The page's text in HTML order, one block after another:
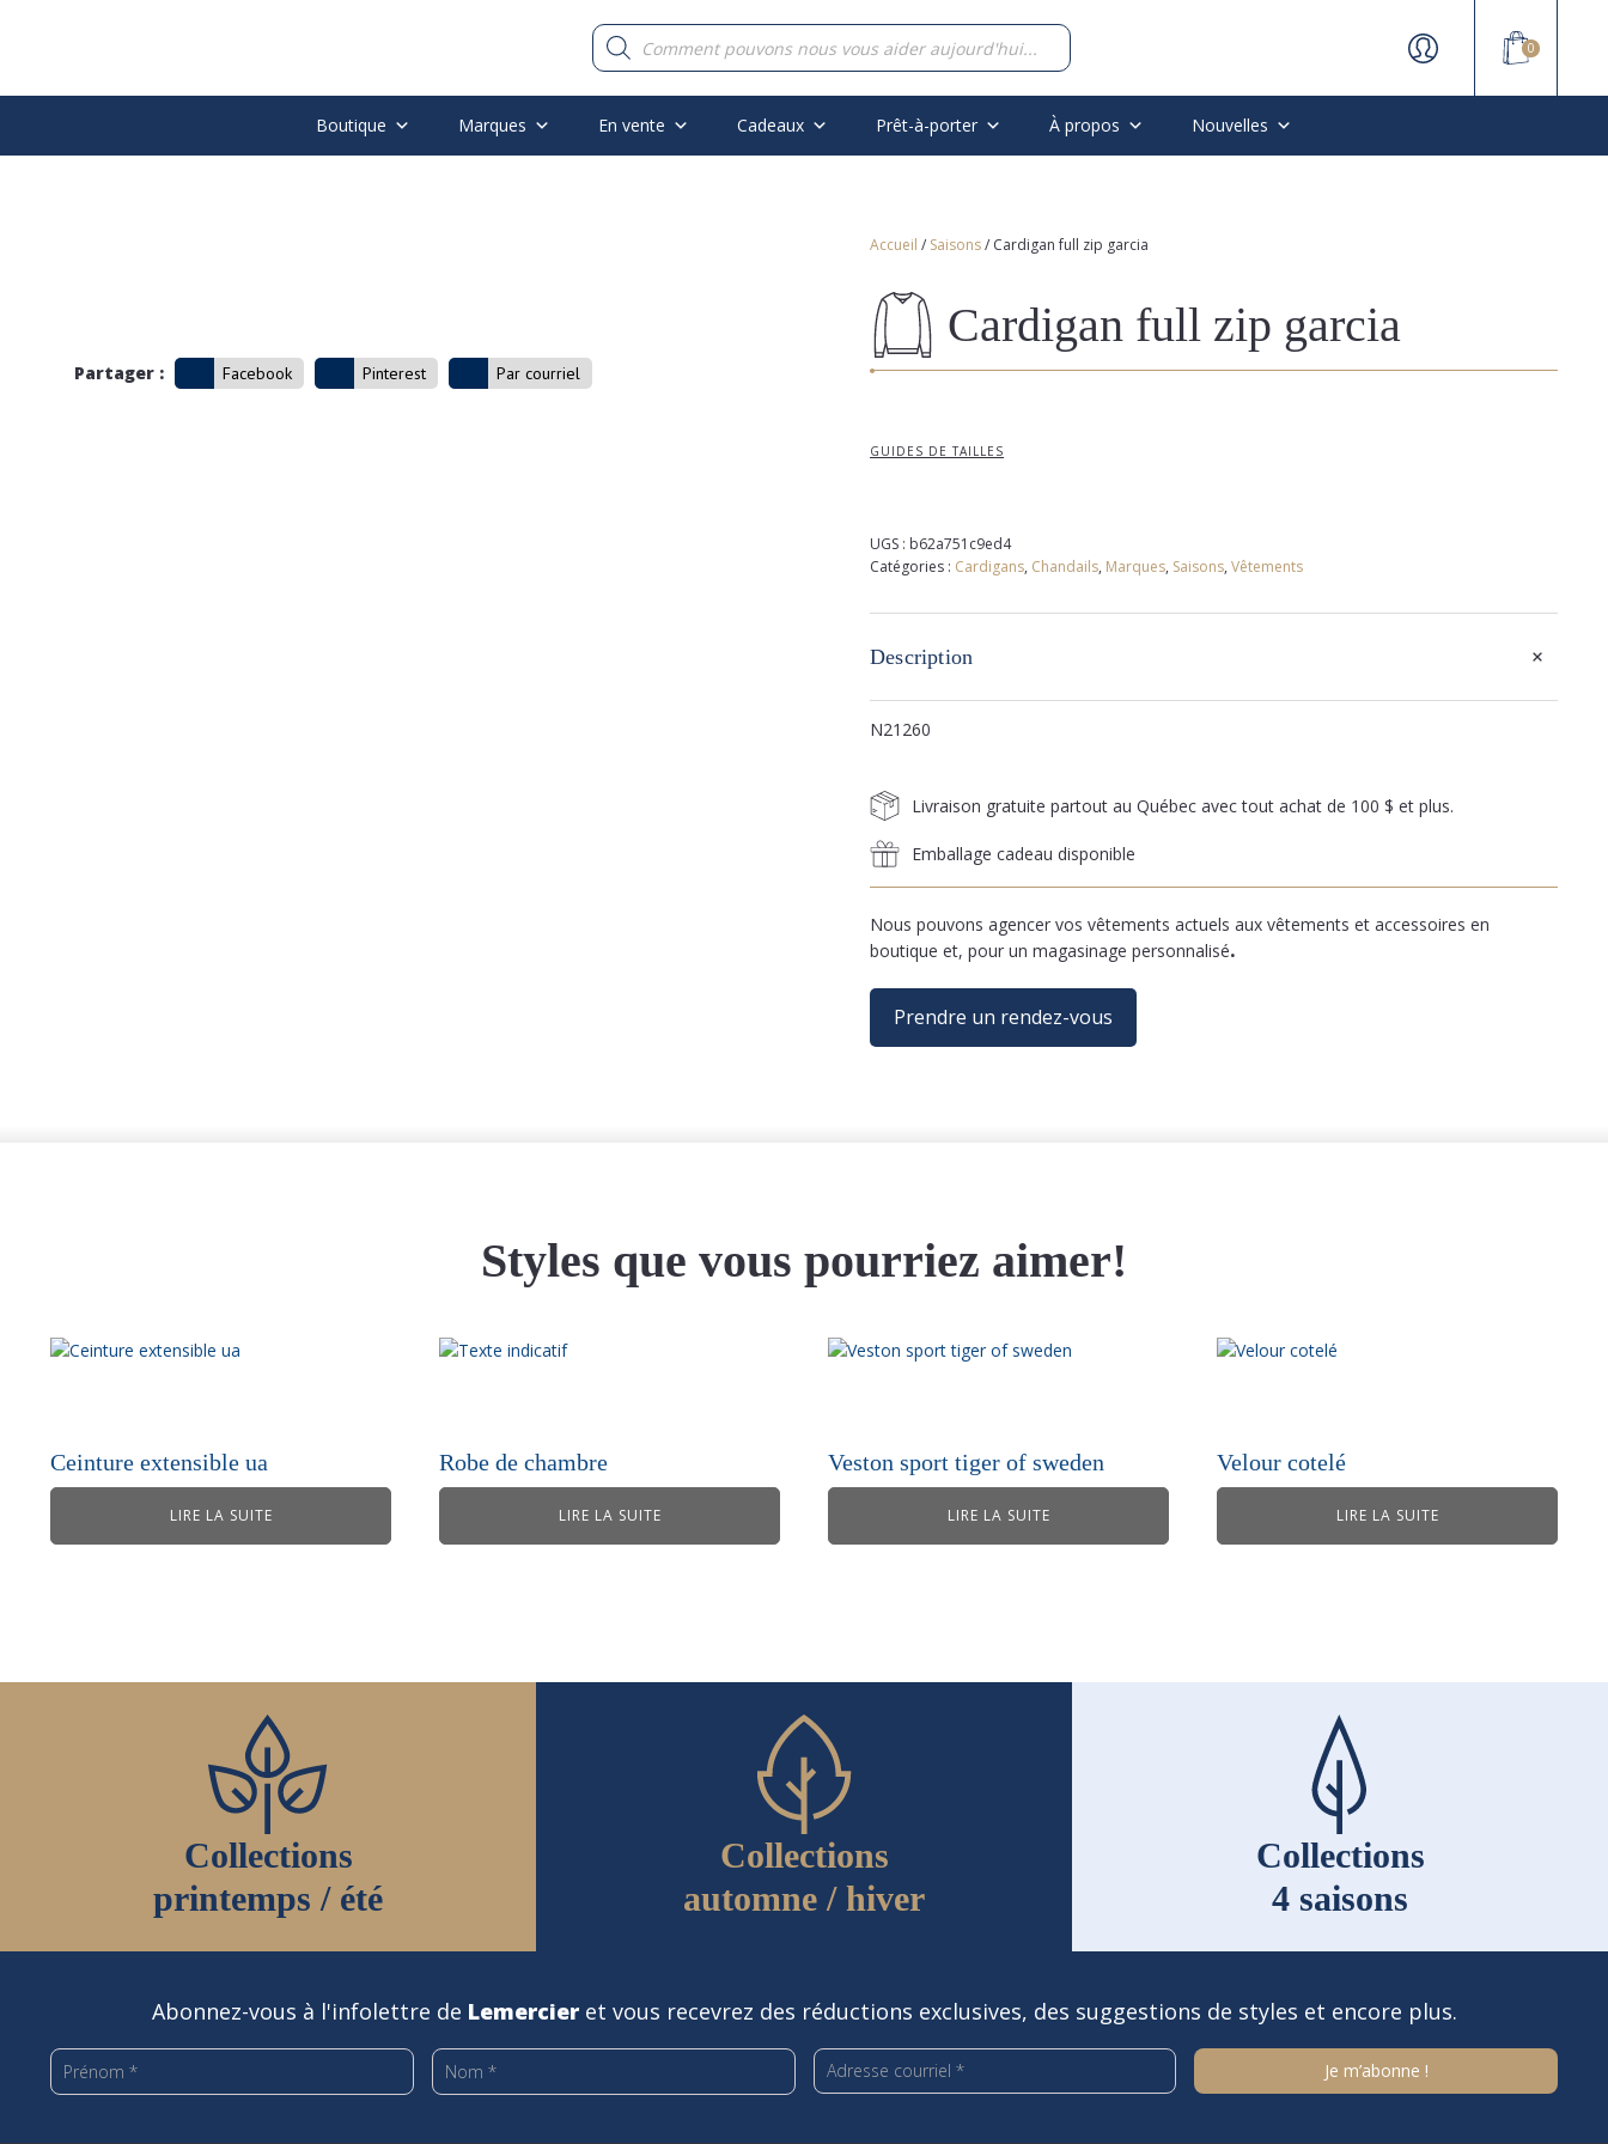
Recherche
de
produits
0
Boutique Marques En vente Cadeaux Prêt-à-porter À propos Nouvelles
Partager : Facebook Pinterest Par courriel
Accueil / Saisons/ Cardigan full zip garcia
Cardigan full zip garcia
GUIDES DE TAILLES
UGS : b62a751c9ed4
Catégories : Cardigans, Chandails, Marques, Saisons, Vêtements
Description +
N21260
Livraison gratuite partout au Québec avec tout achat de 100 $ et plus.
Emballage cadeau disponible
Nous pouvons agencer vos vêtements actuels aux vêtements et accessoires en
boutique et, pour un magasinage personnalisé.
Prendre un rendez-vous
Styles que vous pourriez aimer!
Ceinture extensible ua
LIRE LA SUITE
Robe de chambre
LIRE LA SUITE
Veston sport tiger of sweden
LIRE LA SUITE
Velour cotelé
LIRE LA SUITE
Collections
printemps / été
Collections
automne / hiver
Collections
4 saisons
Abonnez-vous à l'infolettre de Lemercieret vous recevrez des réductions exclusives, des suggestions de styles et encore plus.